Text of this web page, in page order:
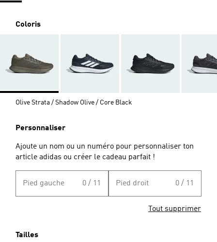
Coloris
Olive Strata / Shadow Olive / Core Black
Personnaliser
Ajoute un nom ou un numéro pour personnaliser ton
article adidas ou créer le cadeau parfait !
Pied gauche 0 / 11 Pied droit 0 / 11
Tout supprimer
Tailles